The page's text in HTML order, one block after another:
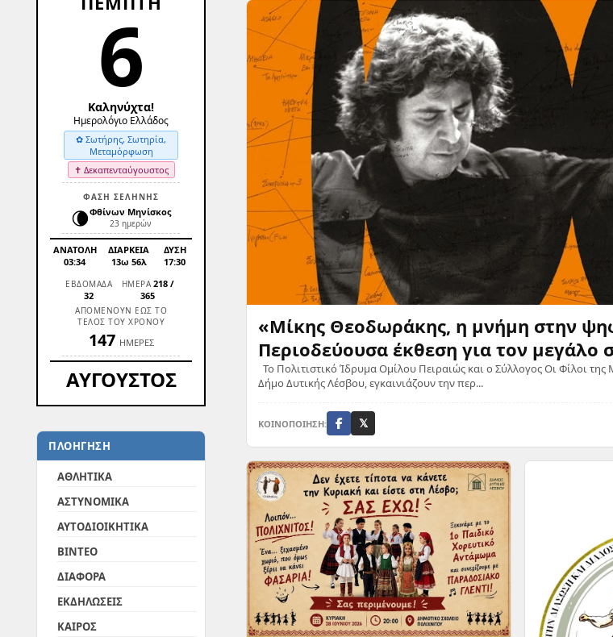
6
Καληνύχτα!
Ημερολόγιο Ελλάδος
✿ Σωτήρης, Σωτηρία,
Μεταμόρφωση
✝ Δεκαπενταύγουστος
ΦΑΣΗ ΣΕΛΗΝΗΣ
🌘Φθίνων Μηνίσκος
23 ημερών
ΑΝΑΤΟΛΗ
03:34
ΔΙΑΡΚΕΙΑ
13ω 56λ
ΔΥΣΗ
17:30
ΕΒΔΟΜΑΔΑ
32
ΗΜΕΡΑ 218 /
365
ΑΠΟΜΕΝΟΥΝ ΕΩΣ ΤΟ
ΤΕΛΟΣ ΤΟΥ ΧΡΟΝΟΥ
147 ΗΜΕΡΕΣ
ΑΥΓΟΥΣΤΟΣ
ΠΛΟΗΓΗΣΗ
ΑΘΛΗΤΙΚΑ
ΑΣΤΥΝΟΜΙΚΑ
ΑΥΤΟΔΙΟΙΚΗΤΙΚΑ
ΒΙΝΤΕΟ
ΔΙΑΦΟΡΑ
ΕΚΔΗΛΩΣΕΙΣ
ΚΑΙΡΟΣ
«Μίκης Θεοδωράκης, η μνήμη στην
Περιοδεύουσα έκθεση για τον μεγάλο
Το Πολιτιστικό Ίδρυμα Ομίλου Πειραιώς και ο Σύλλογος Οι Φίλοι
Δήμο Δυτικής Λέσβου, εγκαινιάζουν την περ...
ΚΟΙΝΟΠΟΙΗΣΗ: 𝕏